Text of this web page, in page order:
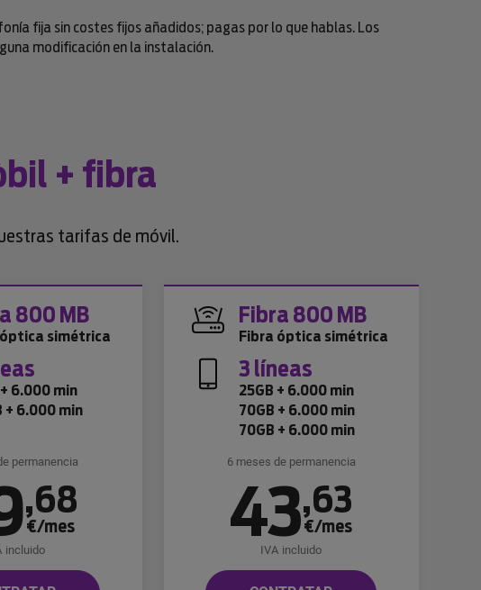
fija sin costes fijos añadidos; pagas por lo que hablas. Los
modificación en la instalación.
+ fibra
tarifas de móvil.
800 MB
simétrica
6.000 min
+ 6.000 min
permanencia
,68
€/mes
incluido
Fibra 800 MB
Fibra óptica simétrica
3 líneas
25GB + 6.000 min
70GB + 6.000 min
70GB + 6.000 min
6 meses de permanencia
43,63
€/mes
IVA incluido